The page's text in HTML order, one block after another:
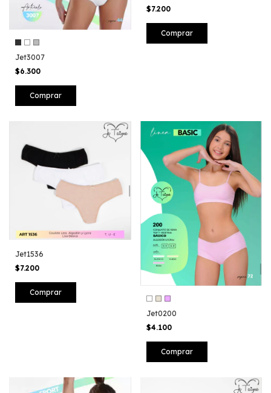
Jet3007
$6.300
Comprar
$7.200
Comprar
Jet1536
$7.200
Comprar
Jet0200
$4.100
Comprar